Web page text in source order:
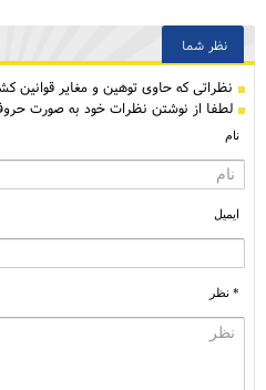
نظر شما
نظراتی كه حاوی توهین و مغایر قوانین
لطفا از نوشتن نظرات خود به صورت
نام
ایمیل
* نظر